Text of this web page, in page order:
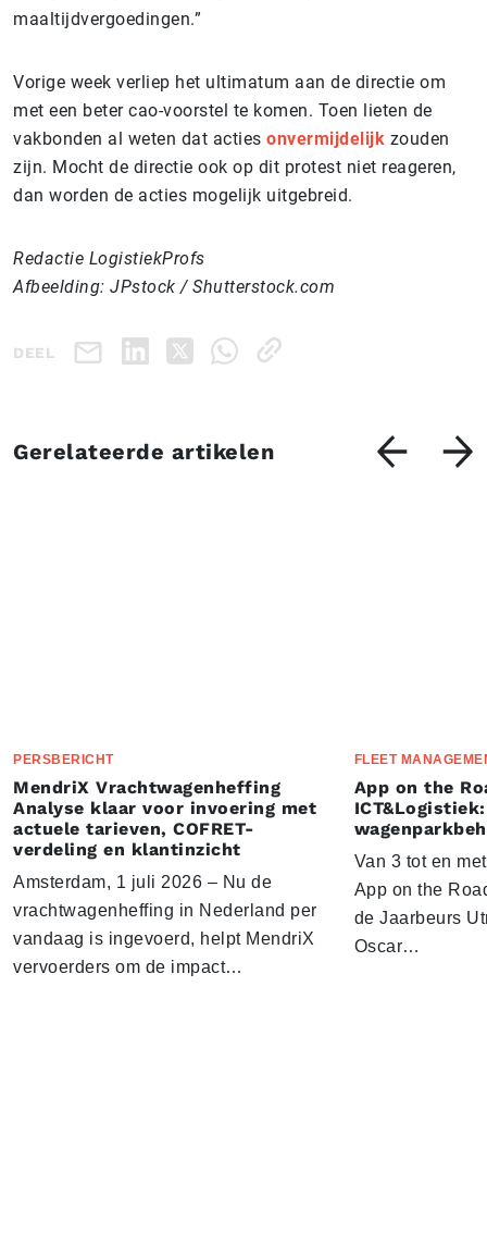
maaltijdvergoedingen.”
Vorige week verliep het ultimatum aan de directie om
met een beter cao-voorstel te komen. Toen lieten de
vakbonden al weten dat acties onvermijdelijk zouden
zijn. Mocht de directie ook op dit protest niet reageren,
dan worden de acties mogelijk uitgebreid.
Redactie LogistiekProfs
Afbeelding: JPstock / Shutterstock.com
DEEL
Gerelateerde artikelen
PERSBERICHT
MendriX Vrachtwagenheffing
Analyse klaar voor invoering met
actuele tarieven, COFRET-
verdeling en klantinzicht
Amsterdam, 1 juli 2026 – Nu de
vrachtwagenheffing in Nederland per
vandaag is ingevoerd, helpt MendriX
vervoerders om de impact…
FLEET
App on the
Van 3 tot en
App on the
de Jaarbeurs
Oscar…